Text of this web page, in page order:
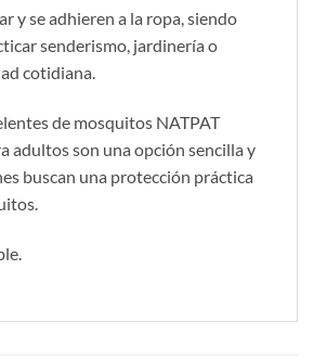
y se adhieren a la ropa, siendo
senderismo, jardinería o
cotidiana.
de mosquitos NATPAT
adultos son una opción sencilla y
buscan una protección práctica